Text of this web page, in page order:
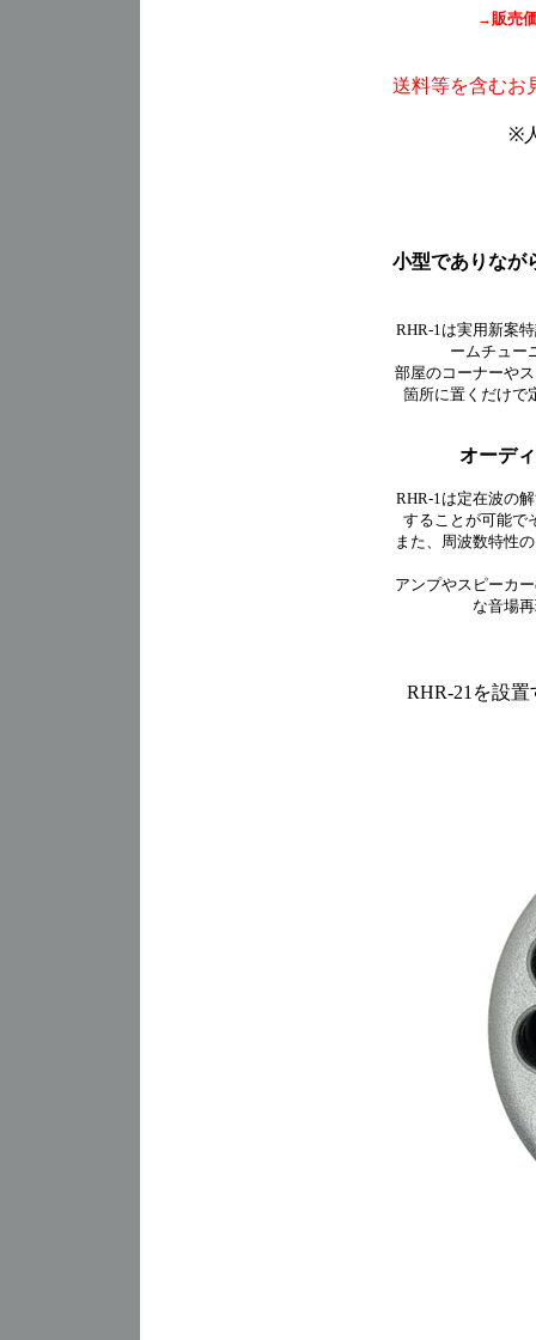
→販売
送料等を含むお
※
小型でありなが
RHR-1は実用新案
ームチュー
部屋のコーナーや
箇所に置くだけで
オーデ
RHR-1は定在波の
することが可能で
また、周波数特性
アンプやスピーカ
な音場
RHR-21を設